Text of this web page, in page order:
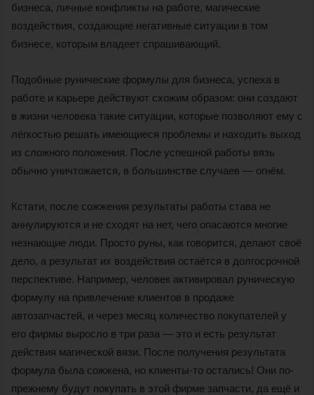
бизнеса, личные конфликты на работе, магические
воздействия, создающие негативные ситуации в том
бизнесе, которым владеет спрашивающий.
Подобные рунические формулы для бизнеса, успеха в
работе и карьере действуют схожим образом: они создают
в жизни человека такие ситуации, которые позволяют ему с
лёгкостью решать имеющиеся проблемы и находить выход
из сложного положения. После успешной работы вязь
обычно уничтожается, в большинстве случаев — огнём.
Кстати, после сожжения результаты работы става не
аннулируются и не сходят на нет, чего опасаются многие
незнающие люди. Просто руны, как говорится, делают своё
дело, а результат их воздействия остаётся в долгосрочной
перспективе. Например, человек активировал руническую
формулу на привлечение клиентов в продаже
автозапчастей, и через месяц количество покупателей у
его фирмы выросло в три раза — это и есть результат
действия магической вязи. После получения результата
формула была сожжена, но клиенты-то остались! Они по-
прежнему будут покупать в этой фирме запчасти, да ещё и